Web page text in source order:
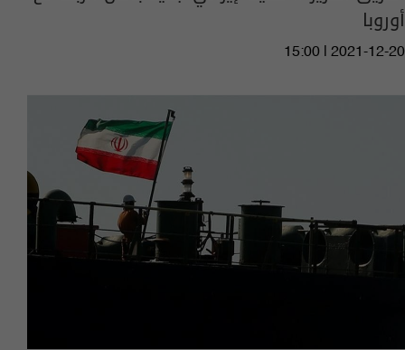
أوروبا
15:00 | 2021-12-20